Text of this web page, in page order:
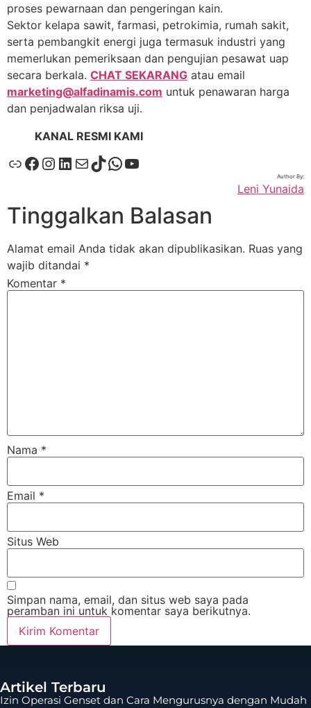
proses pewarnaan dan pengeringan kain.
Sektor kelapa sawit, farmasi, petrokimia, rumah sakit,
serta pembangkit energi juga termasuk industri yang
memerlukan pemeriksaan dan pengujian pesawat uap
secara berkala. CHAT SEKARANG atau email
marketing@alfadinamis.com untuk penawaran harga
dan penjadwalan riksa uji.
KANAL RESMI KAMI
Author By:
Leni Yunaida
Tinggalkan Balasan
Alamat email Anda tidak akan dipublikasikan. Ruas yang
wajib ditandai *
Komentar *
Nama *
Email *
Situs Web
Simpan nama, email, dan situs web saya pada
peramban ini untuk komentar saya berikutnya.
Artikel Terbaru
Izin Operasi Genset dan Cara Mengurusnya dengan Mudah